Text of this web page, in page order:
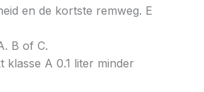
en de kortste remweg. E
B of C.
klasse A 0.1 liter minder